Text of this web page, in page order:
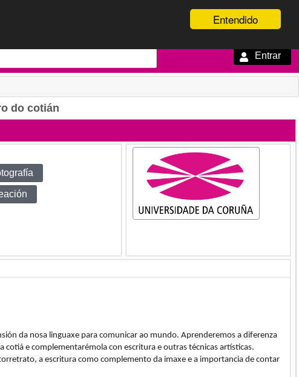
Entendido
Entrar
do cotián
da nosa linguaxe para comunicar ao mundo. Aprenderemos a diferenza
e complementarémola con escritura e outras técnicas artísticas.
a escritura como complemento da imaxe e a importancia de contar